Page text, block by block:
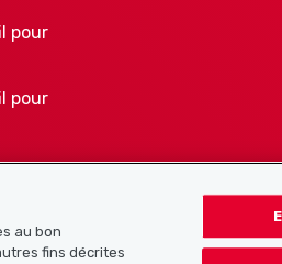
pour
pour
au bon
fins décrites